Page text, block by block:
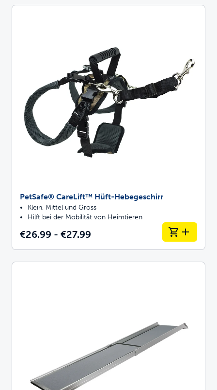
PetSafe® CareLift™ Hüft-Hebegeschirr
Klein, Mittel und Gross
Hilft bei der Mobilität von Heimtieren
€26.99 - €27.99